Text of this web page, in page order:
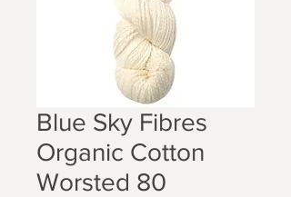
Blue Sky Fibres
Organic Cotton
Worsted 80